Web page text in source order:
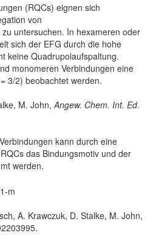
(RQCs) eignen sich
von
untersuchen. In hexameren oder
sich der EFG durch die hohe
keine Quadrupolaufspaltung.
monomeren Verbindungen eine
= 3/2) beobachtet werden.
M. John, Angew. Chem. Int. Ed.
kann durch eine
das Bindungsmotiv und der
werden.
A. Krawczuk, D. Stalke, M. John,